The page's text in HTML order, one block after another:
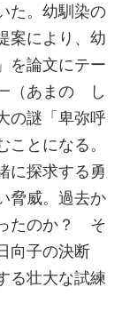
た。幼馴染の
案により、幼
を論文にテー
（あまの し
の謎「卑弥呼
とになる。
に探求する勇
脅威。過去か
たのか？ そ
向子の決断
る壮大な試練